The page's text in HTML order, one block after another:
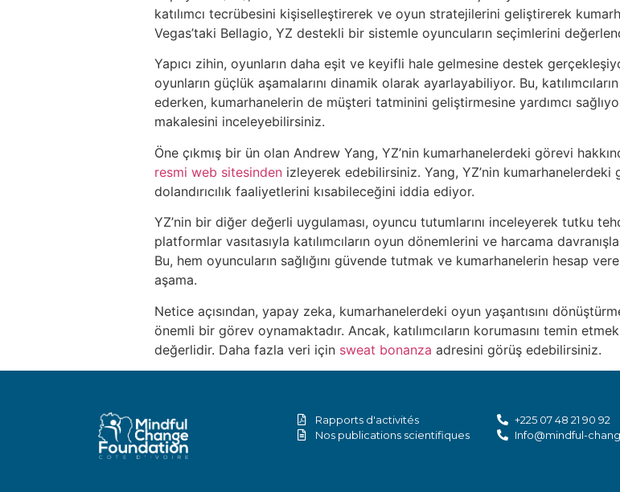
katılımcı tecrübesini kişiselleştirerek ve oyun stratejilerini geliştirerek
Vegas’taki Bellagio, YZ destekli bir sistemle oyuncuların seçimlerini
Yapıcı zihin, oyunların daha eşit ve keyifli hale gelmesine destek
oyunların güçlük aşamalarını dinamik olarak ayarlayabiliyor. Bu,
ederken, kumarhanelerin de müşteri tatminini geliştirmesine yardımcı
makalesini inceleyebilirsiniz.
Öne çıkmış bir ün olan Andrew Yang, YZ’nin kumarhanelerdeki görevi
resmi web sitesinden izleyerek edebilirsiniz. Yang, YZ’nin
dolandırıcılık faaliyetlerini kısabileceğini iddia ediyor.
YZ’nin bir diğer değerli uygulaması, oyuncu tutumlarını inceleyerek tutku
platformlar vasıtasıyla katılımcıların oyun dönemlerini ve harcama
Bu, hem oyuncuların sağlığını güvende tutmak ve kumarhanelerin hesap
aşama.
Netice açısından, yapay zeka, kumarhanelerdeki oyun yaşantısını
önemli bir görev oynamaktadır. Ancak, katılımcıların korumasını temin
değerlidir. Daha fazla veri için sweat bonanza adresini görüş edebilirsiniz.
Rapports d'activités
Nos publications scientifiques
+225 07 48 21 90 92
Info@mindful-